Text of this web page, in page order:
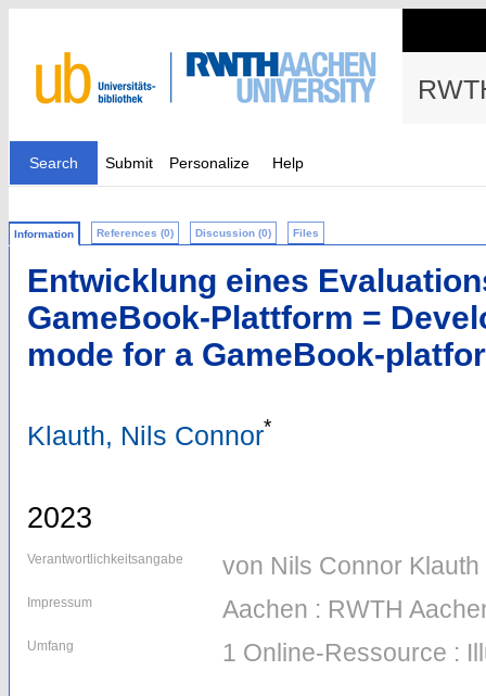
Search Submit Personalize Help
Information References (0) Discussion (0) Files
Entwicklung eines
GameBook-Plattform =
mode for a GameBook-
Klauth, Nils Connor*
2023
Verantwortlichkeitsangabe von Nils Connor Klauth
Impressum Aachen : RWTH
Umfang 1 Online-Ressource :